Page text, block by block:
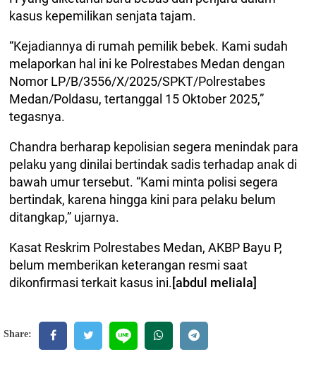
kasus kepemilikan senjata tajam.
“Kejadiannya di rumah pemilik bebek. Kami sudah
melaporkan hal ini ke Polrestabes Medan dengan
Nomor LP/B/3556/X/2025/SPKT/Polrestabes
Medan/Poldasu, tertanggal 15 Oktober 2025,”
tegasnya.
Chandra berharap kepolisian segera menindak para
pelaku yang dinilai bertindak sadis terhadap anak di
bawah umur tersebut. “Kami minta polisi segera
bertindak, karena hingga kini para pelaku belum
ditangkap,” ujarnya.
Kasat Reskrim Polrestabes Medan, AKBP Bayu P,
belum memberikan keterangan resmi saat
dikonfirmasi terkait kasus ini.[abdul meliala]
Share: